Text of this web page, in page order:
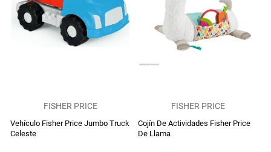
FISHER PRICE
Vehículo Fisher Price Jumbo Truck
Celeste
FISHER PRICE
Cojín De Actividades Fisher Price
De Llama